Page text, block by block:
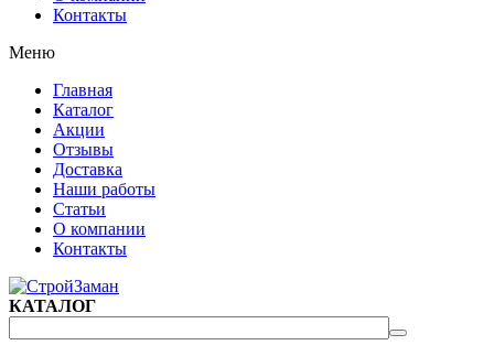
Контакты
Меню
Главная
Каталог
Акции
Отзывы
Доставка
Наши работы
Статьи
О компании
Контакты
КАТАЛОГ